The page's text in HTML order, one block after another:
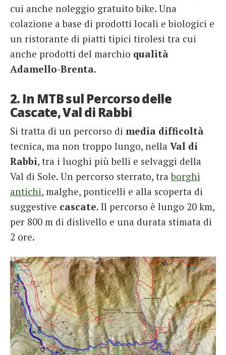
cui anche noleggio gratuito bike. Una
colazione a base di prodotti locali e biologici e
un ristorante di piatti tipici tirolesi tra cui
anche prodotti del marchio qualità
Adamello-Brenta.
2. In MTB sul Percorso delle
Cascate, Val di Rabbi
Si tratta di un percorso di media difficoltà
tecnica, ma non troppo lungo, nella Val di
Rabbi, tra i luoghi più belli e selvaggi della
Val di Sole. Un percorso sterrato, traborghi
antichi, malghe, ponticelli e alla scoperta di
suggestive cascate. Il percorso è lungo 20 km,
per 800 m di dislivello e una durata stimata di
2 ore.